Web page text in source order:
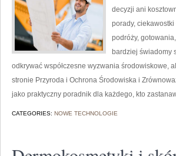
decyzji ani
porady,
podróży,
bardziej świadomy
odkrywać współczesne wyzwania środowiskowe,
stronie Przyroda i Ochrona Środowiska i
jako praktyczny poradnik dla każdego, kto
CATEGORIES: NOWE TECHNOLOGIE